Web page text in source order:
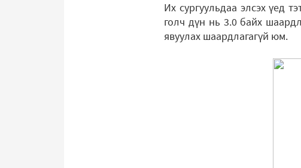
Их сургуульдаа элсэх үед
голч дүн нь 3.0 байх
явуулах шаардлагагүй юм.